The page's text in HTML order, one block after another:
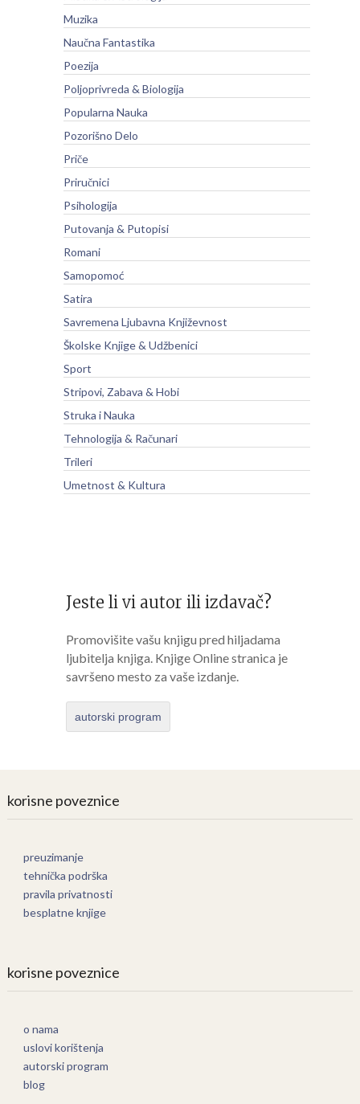
Muzika
Naučna Fantastika
Poezija
Poljoprivreda & Biologija
Popularna Nauka
Pozorišno Delo
Priče
Priručnici
Psihologija
Putovanja & Putopisi
Romani
Samopomoć
Satira
Savremena Ljubavna Književnost
Školske Knjige & Udžbenici
Sport
Stripovi, Zabava & Hobi
Struka i Nauka
Tehnologija & Računari
Trileri
Umetnost & Kultura
Jeste li vi autor ili izdavač?
Promovišite vašu knjigu pred hiljadama
ljubitelja knjiga. Knjige Online stranica je
savršeno mesto za vaše izdanje.
autorski program
korisne poveznice
preuzimanje
tehnička podrška
pravila privatnosti
besplatne knjige
korisne poveznice
o nama
uslovi korištenja
autorski program
blog